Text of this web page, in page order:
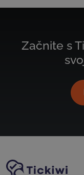
Začnite s
Navigacija